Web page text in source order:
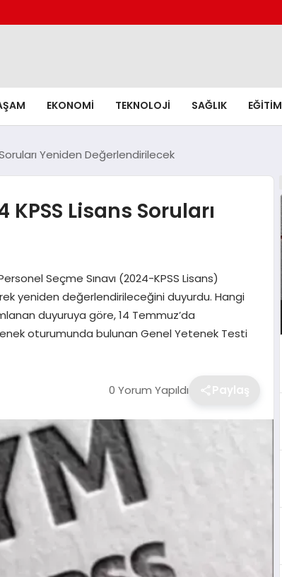
EKONOMI TEKNOLOJI SAĞLIK EĞITIM
Yeniden Değerlendirilecek
Lisans Soruları
Seçme Sınavı (2024-KPSS Lisans)
yeniden değerlendirileceğini duyurdu. Hangi
duyuruya göre, 14 Temmuz’da
oturumunda bulunan Genel Yetenek Testi
0 Yorum Yapıldı Paylaş